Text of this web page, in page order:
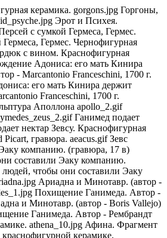
Ссора между Ахиллесом и Агамемноном. (автор - Peter Paul Rubens) agamemnon.gif Ссора между Ахиллесом и Агамемноном. (автор - Peter Paul Rubens) agamemnon.gif Ссора между Ахиллесом и Агамемноном. (автор - Peter Paul Rubens) heracles_feat_4.gif Подвиги Геракла: битва с великаном Герионом, яблоки Гесперид, битва с кентаврами. Рисунок барельефа. peleus.jpg Пелей и Фетида. Автор - F. Foppens, гравюра. nereus.gif Старец Нерей. Краснофигурная керамика. medusa.gif Горгона Медуза. Бюст. aeneas_anchis.jpg Эней выносит отца Анхиса из горящей Трои. haides_persephone_3.gif Аид предлагает Персефоне гранат. Краснофигурная керамика. haides_persephone_3.gif Аид предлагает Персефоне гранат. Краснофигурная керамика. haides_persephone_3.gif Аид предлагает Персефоне гранат. Краснофигурная керамика. haides_persephone_3.gif Аид предлагает Персефоне гранат. Краснофигурная керамика. heracles_leo.jpg Геракл борется с немейским львом. Чернофигурная амфора. heracles_leo.jpg Геракл борется с немейским львом. Чернофигурная амфора. heracles_leo.jpg Геракл борется с немейским львом. Чернофигурная амфора. pygmalion_1.jpg Пигмалион. Автор - Sir Edward ColeyBurne-Jones. erot_1.jpg Статуя Эрота. erot_1.jpg Статуя Эрота. demeter_knidos.jpg Статуя Деметры Книдской, 350 гг. до н.э. erot_1.jpg Статуя Эрота. erot_1.jpg Статуя Эрота. circe_4.jpg Волшебница Кирка (Цирцея). Автор - Jessica Galbreth. phaeton_horse.jpg "Фаэтон". Автор - Михаил Марков. pygmalion.gif Оживающая статуя Галатеи. Автор - Jean-Michel Moreau, гравюра. achilles_2.gif Гибель Ахиллеса (автор - Peter Paul Rubens) achilles_2.gif Гибель Ахиллеса (автор - Peter Paul Rubens) achilles_2.gif Гибель Ахиллеса (автор - Peter Paul Rubens) achilles_2.gif Гибель Ахиллеса (автор - Peter Paul Rubens) achilles_2.gif Гибель Ахиллеса (автор - Peter Paul Rubens) achilles_2.gif Гибель Ахиллеса (автор - Peter Paul Rubens) cadm.jpg Кадм истребляет дракона Ареса. Автор - Hendrick Goltzius cad